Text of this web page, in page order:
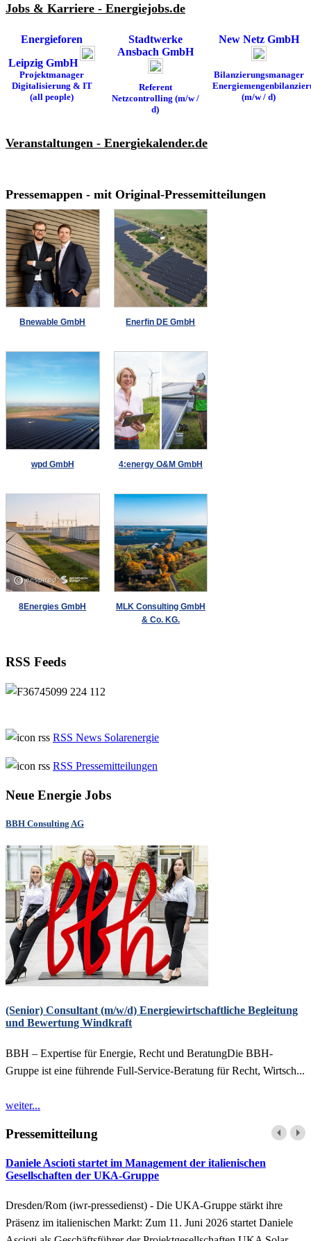
Jobs & Karriere - Energiejobs.de
Energieforen
Leipzig GmbH
Projektmanager
Digitalisierung & IT
(all people)
Stadtwerke
Ansbach GmbH
Referent
Netzcontrolling (m/w /
d)
New Netz GmbH
Bilanzierungsmanager
(m/w / d)
Veranstaltungen - Energiekalender.de
Pressemappen - mit Original-Pressemitteilungen
Bnewable GmbH Enerfin DE GmbH
wpd GmbH 4:energy O&M GmbH
8Energies GmbH
MLK Consulting GmbH
& Co. KG.
RSS Feeds
RSS News Solarenergie
RSS Pressemitteilungen
Neue Energie Jobs
BBH Consulting AG
(Senior) Consultant (m/w/d) Energiewirtschaftliche Begleitung
und Bewertung Windkraft
BBH – Expertise für Energie, Recht und BeratungDie BBH-
Gruppe ist eine führende Full-Service-Beratung für Recht, Wirtsch...
weiter...
Pressemitteilung
Daniele Ascioti startet im Management der italienischen
Gesellschaften der UKA-Gruppe
Dresden/Rom (iwr-pressedienst) - Die UKA-Gruppe stärkt ihre
Präsenz im italienischen Markt: Zum 11. Juni 2026 startet Daniele